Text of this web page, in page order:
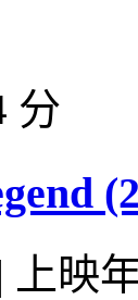
分
| 上映